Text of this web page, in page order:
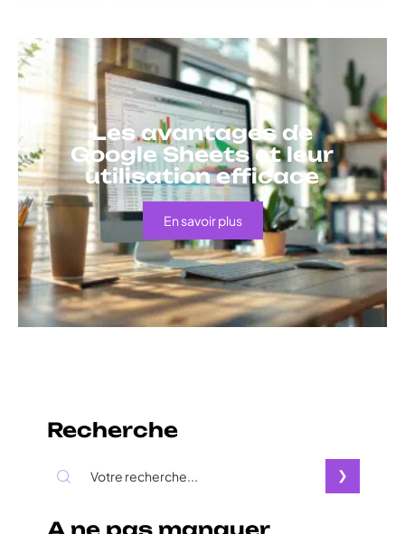
Les avantages de
Google Sheets et leur
utilisation efficace
En savoir plus
Recherche